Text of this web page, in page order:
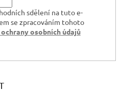
sdělení na tuto e-
se zpracováním tohoto
osobních údajů